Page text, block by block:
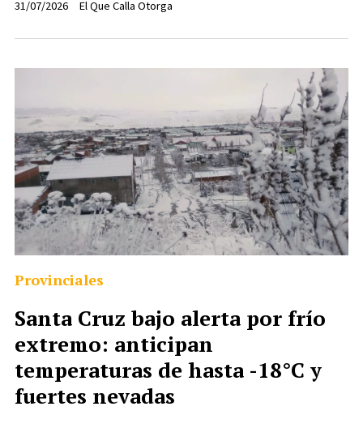
El Que Calla Otorga
31/07/2026
Santa Cruz bajo alerta por frío
extremo: anticipan
temperaturas de hasta -18°C y
fuertes nevadas
Provinciales